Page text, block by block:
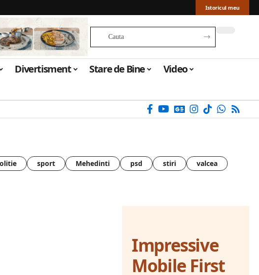
Istoricul meu
Divertisment Stare de Bine
Video
sport Mehedinti psd stiri
valcea
Impressive
Mobile First